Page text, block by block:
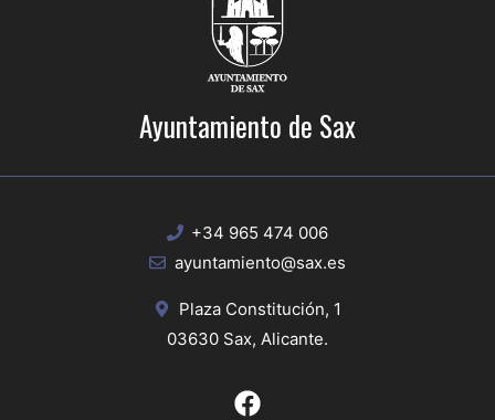
Ayuntamiento de Sax
+34 965 474 006
ayuntamiento@sax.es
Plaza Constitución, 1
03630 Sax, Alicante.